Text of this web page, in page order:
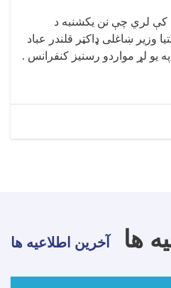
کې لري چې نن يکشنبه د
روغتيا وزير ښاغلی ډاکټر قلندر عباد
يو لړ مواردو رسنيز کنفرانس .
ها آخرین اطلاعیه ها